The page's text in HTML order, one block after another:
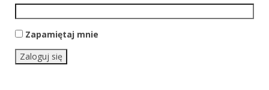
Sporty zaprzęgowe
Sekcja Agility
Zapamiętaj mnie
Zaloguj się